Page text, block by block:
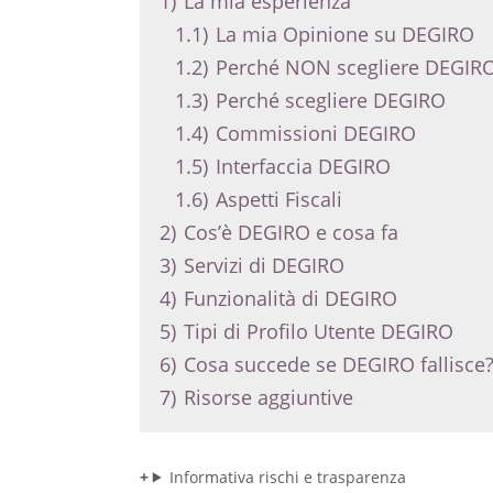
1.1) La mia Opinione su DEGIRO
1.2) Perché NON scegliere
1.3) Perché scegliere DEGIRO
1.4) Commissioni DEGIRO
1.5) Interfaccia DEGIRO
1.6) Aspetti Fiscali
2) Cos’è DEGIRO e cosa fa
3) Servizi di DEGIRO
4) Funzionalità di DEGIRO
5) Tipi di Profilo Utente DEGIRO
6) Cosa succede se DEGIRO fallisce?
7) Risorse aggiuntive
Informativa rischi e trasparenza